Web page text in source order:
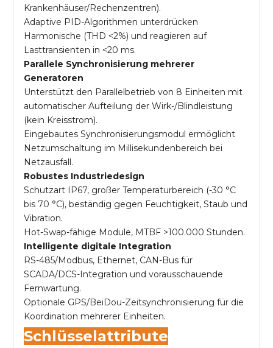
Krankenhäuser/Rechenzentren).
Adaptive PID-Algorithmen unterdrücken
Harmonische (THD <2%) und reagieren auf
Lasttransienten in <20 ms.
Parallele Synchronisierung mehrerer
Generatoren
Unterstützt den Parallelbetrieb von 8 Einheiten mit
automatischer Aufteilung der Wirk-/Blindleistung
(kein Kreisstrom).
Eingebautes Synchronisierungsmodul ermöglicht
Netzumschaltung im Millisekundenbereich bei
Netzausfall.
Robustes Industriedesign
Schutzart IP67, großer Temperaturbereich (-30 °C
bis 70 °C), beständig gegen Feuchtigkeit, Staub und
Vibration.
Hot-Swap-fähige Module, MTBF >100.000 Stunden.
Intelligente digitale Integration
RS-485/Modbus, Ethernet, CAN-Bus für
SCADA/DCS-Integration und vorausschauende
Fernwartung.
Optionale GPS/BeiDou-Zeitsynchronisierung für die
Koordination mehrerer Einheiten.
Schlüsselattribute